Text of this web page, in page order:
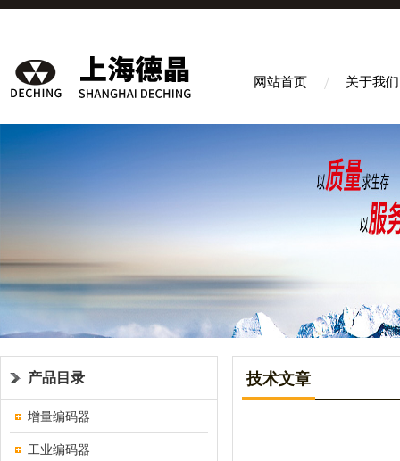
网站首页 关于我们
产品目录
增量编码器
工业编码器
技术文章